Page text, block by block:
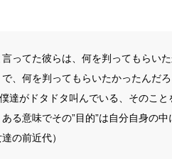
ってた彼らは、何を判ってもらい
、何を判ってもらいたかったんだろ
達がドタドタ叫んでいる、そのこと
る意味でその”目的”は自分自身の中
の前近代）